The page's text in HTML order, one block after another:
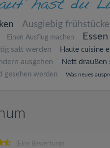
Ausgiebig
Einen Ausflug machen
satt werden Haute cuisine
ausgehen Nett draußen
gesehen werden Was neues
(Eine Bewertung)